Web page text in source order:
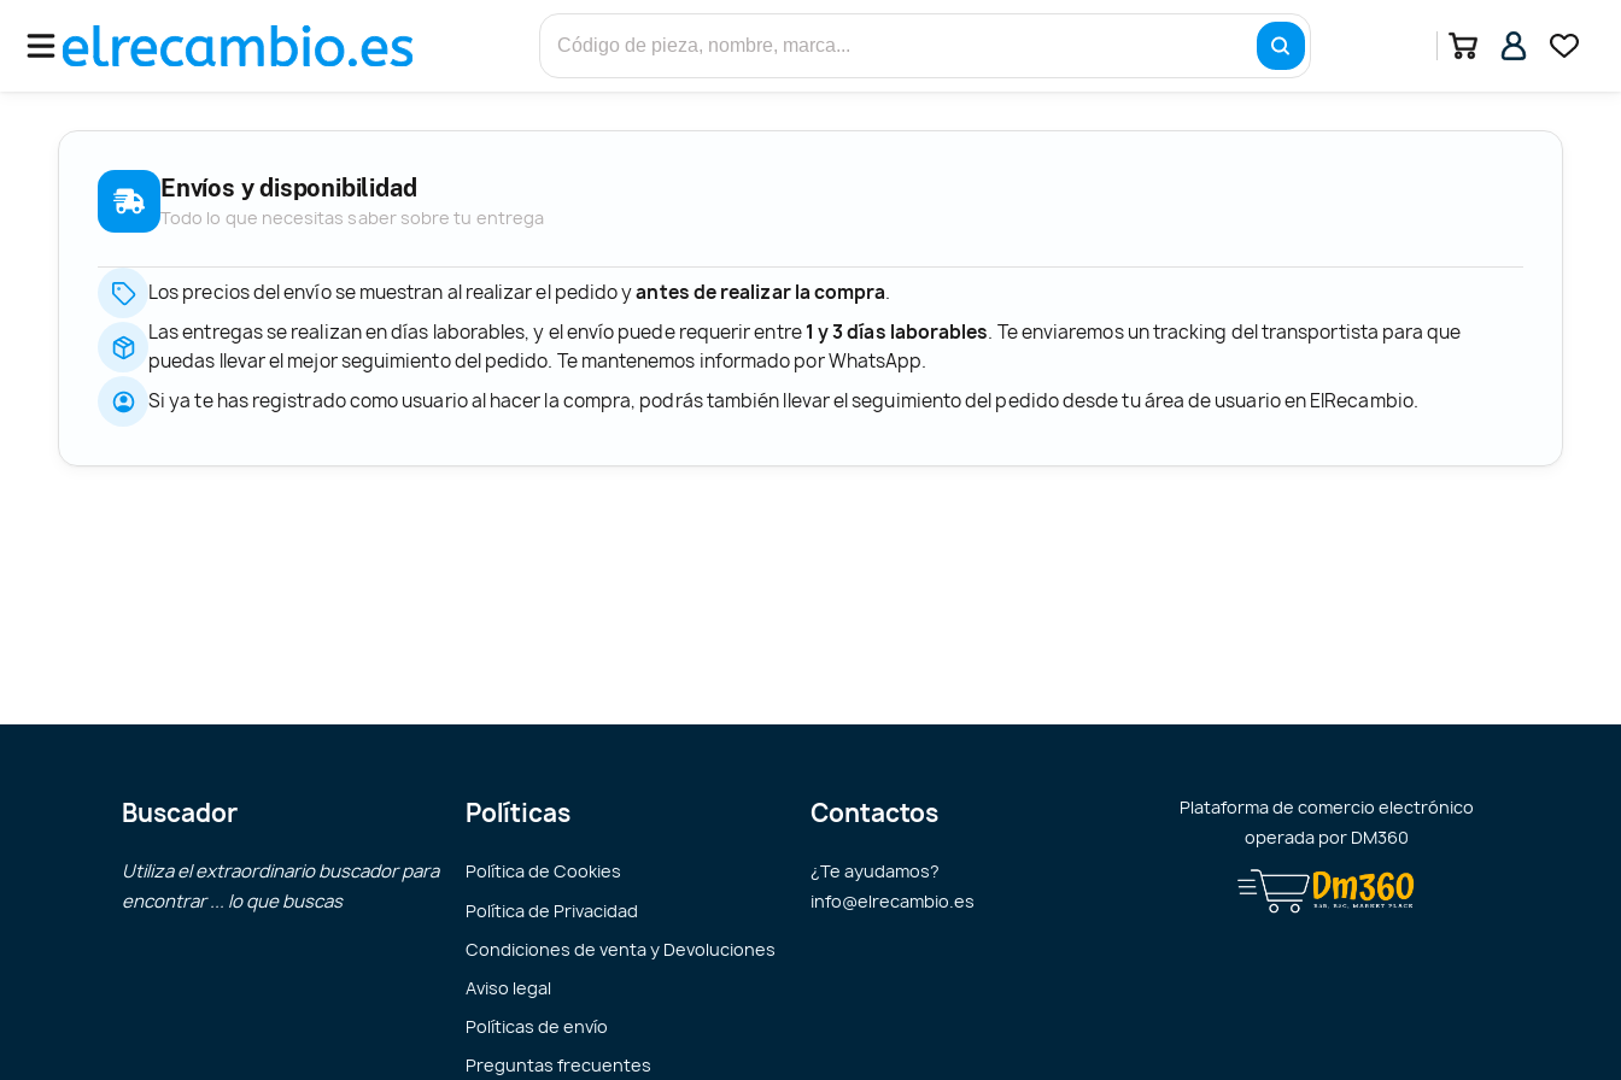
Envíos y disponibilidad
Todo lo que necesitas saber sobre tu entrega
Los precios del envío se muestran al realizar el pedido yantes de realizar la compra.
Las entregas se realizan en días laborables, y el envío puede requerir entre1 y 3 días laborables. Te enviaremos un tracking del transportista para que
puedas llevar el mejor seguimiento del pedido. Te mantenemos informado por WhatsApp.
Si ya te has registrado como usuario al hacer la compra, podrás también llevar el seguimiento del pedido desde tu área de usuario en ElRecambio.
Buscador
Utiliza el extraordinario buscador para
encontrar ... lo que buscas
Políticas
Política de Cookies
Política de Privacidad
Condiciones de venta y Devoluciones
Aviso legal
Políticas de envío
Preguntas frecuentes
Contactos
¿Te ayudamos?
info@elrecambio.es
Plataforma de comercio electrónico
operada por DM360